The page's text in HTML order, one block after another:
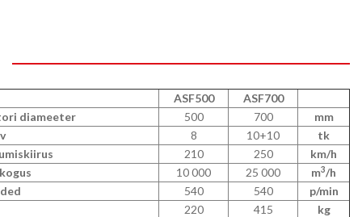
ASF500
ASF700
diameeter
500 700
mm
8 10+10
tk
210 250
km/h
10 000 25 000 m3/h
540 540
p/min
220
415
kg